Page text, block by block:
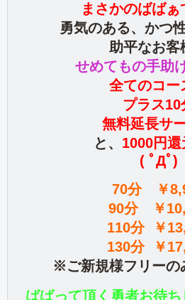
まさかのばば
勇気のある、かつ
助平なお客
せめてもの手助
全てのコー
プラス10
無料延長サ
と、 1000円還
( ﾟДﾟ)
70分 ￥
90分 ￥
110分 ￥
130分 ￥
※ご新規様フリーの
ばばって頂く勇者お待